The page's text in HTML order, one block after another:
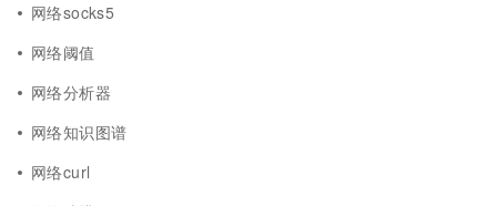
网络socks5
网络阈值
网络分析器
网络知识图谱
网络curl